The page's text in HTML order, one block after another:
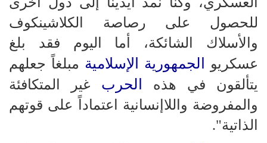
للحصول على رصاصة الكلاشينكوف
والأسلاك الشائكة، أما اليوم فقد بلغ
عسكريو
الجمهورية الإسلامية مبلغاً جعلهم
يتألقون في هذه الحرب غير المتكافئة
والمفروضة واللاإنسانية اعتماداً على قوتهم
الذاتية".